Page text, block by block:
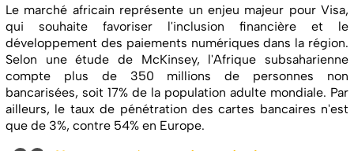
Le marché africain représente un enjeu majeur pour Visa,
qui souhaite favoriser l'inclusion financière et le
développement des paiements numériques dans la région.
Selon une étude de McKinsey, l'Afrique subsaharienne
compte plus de 350 millions de personnes non
bancarisées, soit 17% de la population adulte mondiale. Par
ailleurs, le taux de pénétration des cartes bancaires n'est
que de 3%, contre 54% en Europe.